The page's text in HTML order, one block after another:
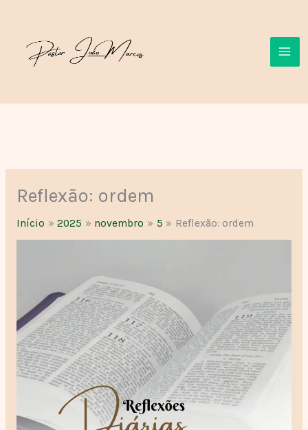
conteúdo
Reflexão: ordem
Início 2025 novembro 5 Reflexão: ordem